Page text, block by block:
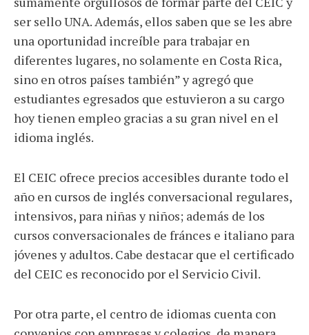
ser sello UNA. Además, ellos saben que se les abre
una oportunidad increíble para trabajar en
diferentes lugares, no solamente en Costa Rica,
sino en otros países también” y agregó que
estudiantes egresados que estuvieron a su cargo
hoy tienen empleo gracias a su gran nivel en el
idioma inglés.
El CEIC ofrece precios accesibles durante todo el
año en cursos de inglés conversacional regulares,
intensivos, para niñas y niños; además de los
cursos conversacionales de fránces e italiano para
jóvenes y adultos. Cabe destacar que el certificado
del CEIC es reconocido por el Servicio Civil.
Por otra parte, el centro de idiomas cuenta con